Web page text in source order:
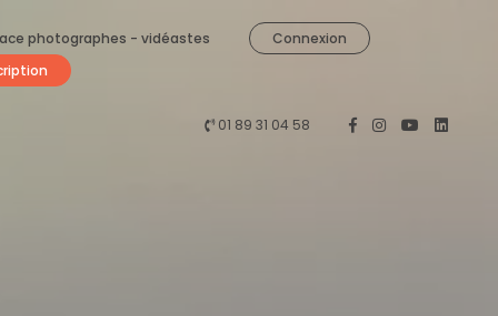
photographes - vidéastes
Connexion
01 89 31 04 58